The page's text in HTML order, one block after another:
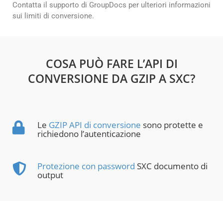
Contatta il supporto di GroupDocs per ulteriori informazioni
sui limiti di conversione.
COSA PUÒ FARE L’API DI
CONVERSIONE DA GZIP A SXC?
Le GZIP API di conversione sono protette e
richiedono l’autenticazione
Protezione con password SXC documento di
output